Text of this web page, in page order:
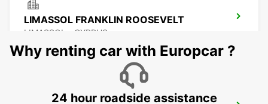
LIMASSOL FRANKLIN ROOSEVELT
LIMASSOL - CYPRUS
Why renting car with Europcar ?
24 hour roadside assistance